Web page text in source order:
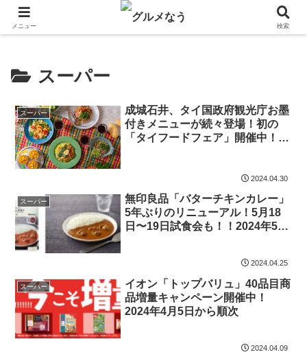
飲食店キャンペーン・食品飲料お菓子新発売のグルメニュース。
スーパー
スーパー
成城石井、タイ国政府観光庁お墨
付きメニューが続々登場！初の
「タイフードフェア」開催中！
2024.04.30
スーパー
無印良品「バターチキンカレー」
5年ぶりのリニューアル！5月18
日〜19日試食会も！！2024年5月
2024.04.25
スーパー
イオン「トップバリュ」40品目商
品増量キャンペーン開催中！
2024年4月5日から順次
2024.04.09
メニュー 検索